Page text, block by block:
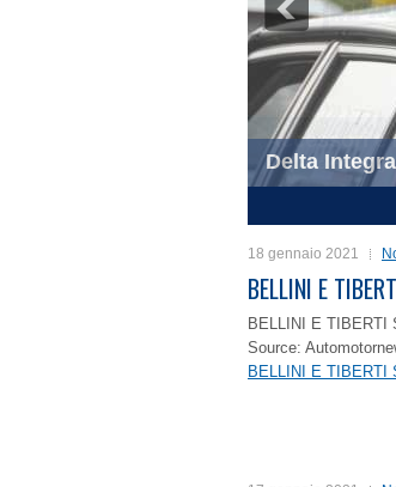
Delta
18 gennaio 2021
BELLINI E
BELLINI E TIBERTI
Source:
BELLINI E TIBERTI